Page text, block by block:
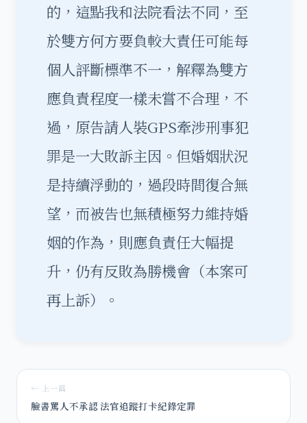
的，這點我和法院看法不同，至
於雙方何方要負較大責任可能每
個人評斷標準不一，解釋為雙方
應負責程度一樣未嘗不合理，不
過，原告請人裝GPS牽涉刑事犯
罪是一大敗訴主因。但婚姻狀況
是持續浮動的，過段時間復合無
望，而被告也無積極努力維持婚
姻的作為，則應負責任大幅提
升，仍有反敗為勝機會（本案可
再上訴）。
← 上一篇
臉書罵人不承認 法官追蹤打卡紀錄定罪